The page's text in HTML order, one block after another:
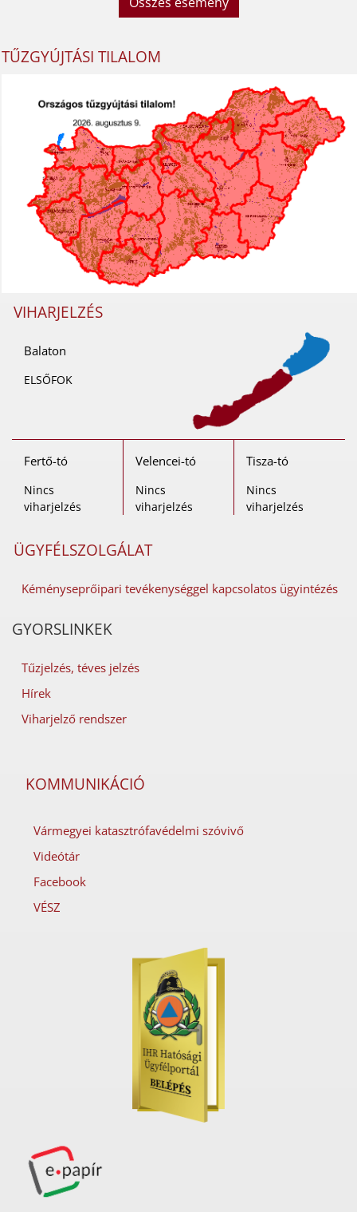
TŰZGYÚJTÁSI TILALOM
VIHARJELZÉS
Balaton
ELSŐFOK
Fertő-tó
Nincs
viharjelzés
Velencei-tó
Nincs
viharjelzés
Tisza-tó
Nincs
viharjelzés
ÜGYFÉLSZOLGÁLAT
Kéményseprőipari tevékenységgel kapcsolatos ügyintézés
GYORSLINKEK
Tűzjelzés, téves jelzés
Hírek
Viharjelző rendszer
KOMMUNIKÁCIÓ
Vármegyei katasztrófavédelmi szóvivő
Videótár
Facebook
VÉSZ